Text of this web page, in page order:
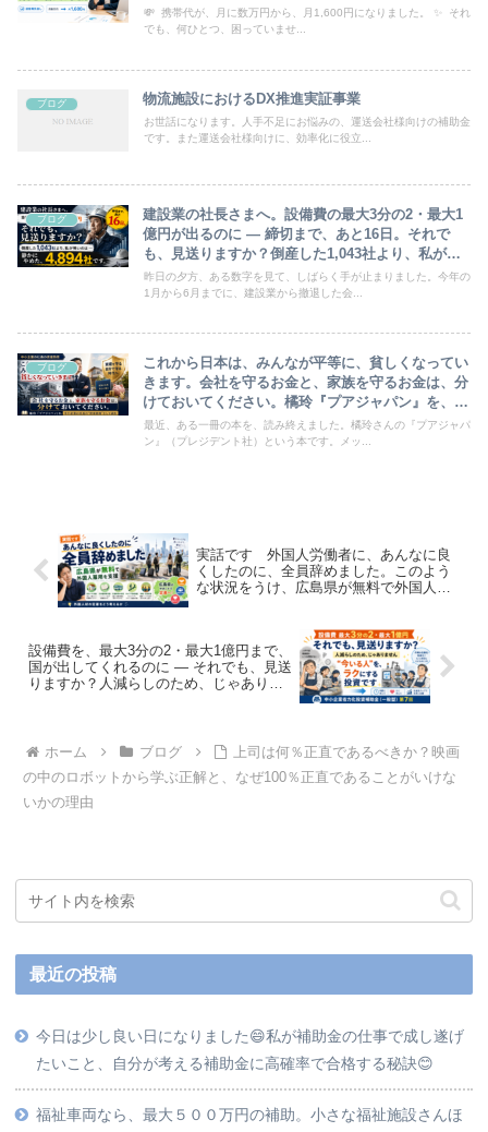
💸 携帯代が、月に数万円から、月1,600円になりました。 ✨ それ
でも、何ひとつ、困っていませ...
ブログ 物流施設におけるDX推進実証事業
お世話になります。人手不足にお悩みの、運送会社様向けの補助金
です。また運送会社様向けに、効率化に役立...
ブログ
建設業の社長さまへ。設備費の最大3分の2・最大1
億円が出るのに ― 締切まで、あと16日。それで
も、見送りますか？倒産した1,043社より、私が怖
いのは ―静かにやめた、4,894社です。
昨日の夕方、ある数字を見て、しばらく手が止まりました。今年の
1月から6月までに、建設業から撤退した会...
ブログ
これから日本は、みんなが平等に、貧しくなってい
きます。会社を守るお金と、家族を守るお金は、分
けておいてください。橘玲『プアジャパン』を、中
小企業の社長の“資産防衛”として読む
最近、ある一冊の本を、読み終えました。橘玲さんの『プアジャパ
ン』（プレジデント社）という本です。メッ...
実話です 外国人労働者に、あんなに良
くしたのに、全員辞めました。このよう
な状況をうけ、広島県が無料で外国人労
設備費を、最大3分の2・最大1億円まで、
国が出してくれるのに ― それでも、見送
りますか？人減らしのため、じゃありま
ホーム ブログ
上司は何％正直であるべきか？映画
の中のロボットから学ぶ正解と、なぜ100％正直であることがいけな
いかの理由
最近の投稿
今日は少し良い日になりました😄私が補助金の仕事で成し遂げ
たいこと、自分が考える補助金に高確率で合格する秘訣😊
福祉車両なら、最大５００万円の補助。小さな福祉施設さんほ